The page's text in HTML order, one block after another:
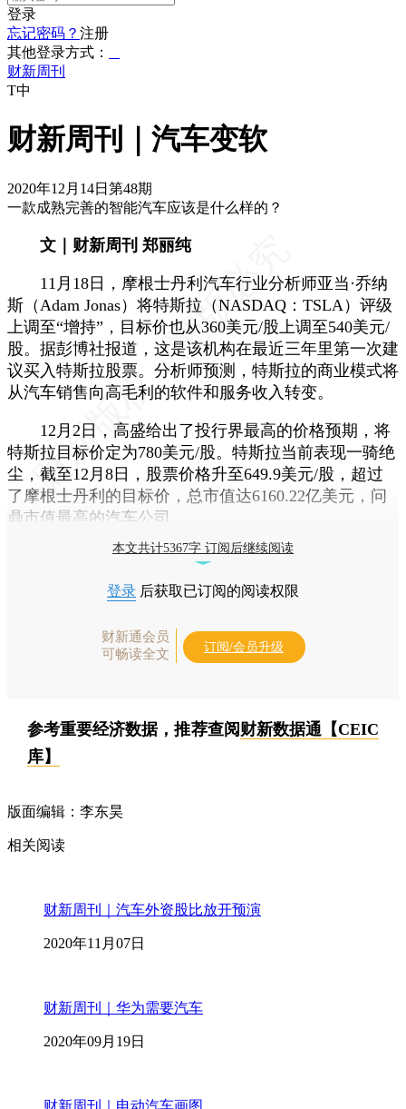
登录
忘记密码？ 注册
其他登录方式：
财新周刊
T中
财新周刊｜汽车变软
2020年12月14日第48期
一款成熟完善的智能汽车应该是什么样的？
文｜财新周刊 郑丽纯
11月18日，摩根士丹利汽车行业分析师亚当·乔纳
斯（Adam Jonas）将特斯拉（NASDAQ：TSLA）评级
上调至“增持”，目标价也从360美元/股上调至540美元/
股。据彭博社报道，这是该机构在最近三年里第一次建
议买入特斯拉股票。分析师预测，特斯拉的商业模式将
从汽车销售向高毛利的软件和服务收入转变。
12月2日，高盛给出了投行界最高的价格预期，将
特斯拉目标价定为780美元/股。特斯拉当前表现一骑绝
尘，截至12月8日，股票价格升至649.9美元/股，超过
了摩根士丹利的目标价，总市值达6160.22亿美元，问
鼎市值最高的汽车公司。
本文共计5367字 订阅后继续阅读
登录 后获取已订阅的阅读权限
财新通会员
可畅读全文
订阅/会员升级
参考重要经济数据，推荐查阅 财新数据通【CEIC
库】
版面编辑：李东昊
相关阅读
财新周刊｜汽车外资股比放开预演
2020年11月07日
财新周刊｜华为需要汽车
2020年09月19日
财新周刊｜电动汽车画图